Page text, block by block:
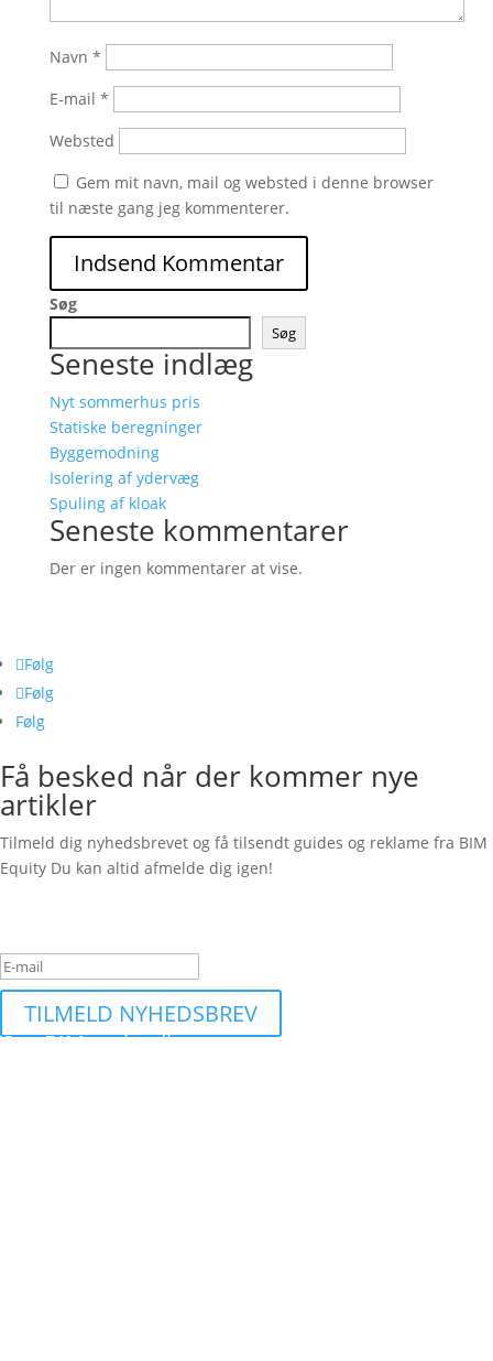
Navn *
E-mail *
Websted
Gem mit navn, mail og websted i denne browser
til næste gang jeg kommenterer.
Søg
Søg
Seneste indlæg
Nyt sommerhus pris
Statiske beregninger
Byggemodning
Isolering af ydervæg
Spuling af kloak
Seneste kommentarer
Der er ingen kommentarer at vise.
Følg
Følg
Følg
Få besked når der kommer nye
artikler
Tilmeld dig nyhedsbrevet og få tilsendt guides og reklame fra BIM
Equity Du kan altid afmelde dig igen!
TILMELD NYHEDSBREV
Om BIMequity.dk